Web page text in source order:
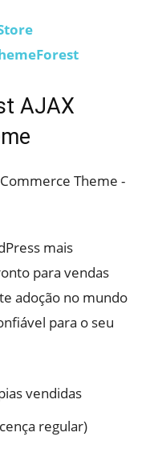
AJAX
mais
para vendas
adoção no mundo
para o seu
vendidas
regular)